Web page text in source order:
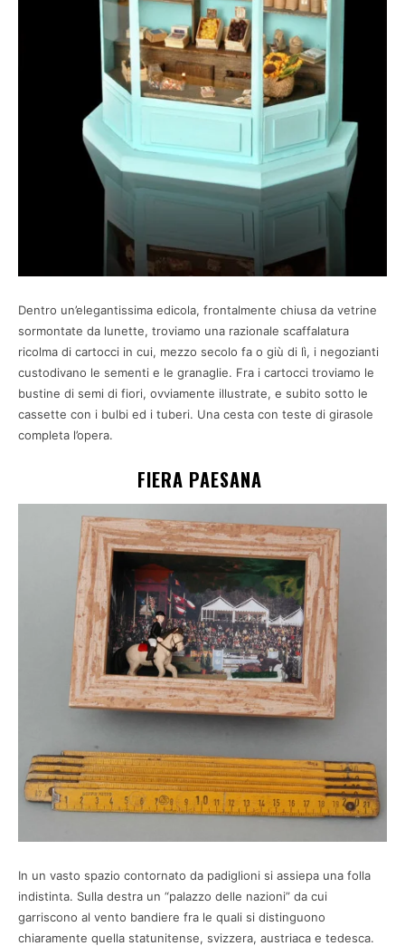
Dentro un’elegantissima edicola, frontalmente chiusa da vetrine
sormontate da lunette, troviamo una razionale scaffalatura
ricolma di cartocci in cui, mezzo secolo fa o giù di lì, i negozianti
custodivano le sementi e le granaglie. Fra i cartocci troviamo le
bustine di semi di fiori, ovviamente illustrate, e subito sotto le
cassette con i bulbi ed i tuberi. Una cesta con teste di girasole
completa l’opera.
FIERA PAESANA
In un vasto spazio contornato da padiglioni si assiepa una folla
indistinta. Sulla destra un “palazzo delle nazioni” da cui
garriscono al vento bandiere fra le quali si distinguono
chiaramente quella statunitense, svizzera, austriaca e tedesca.